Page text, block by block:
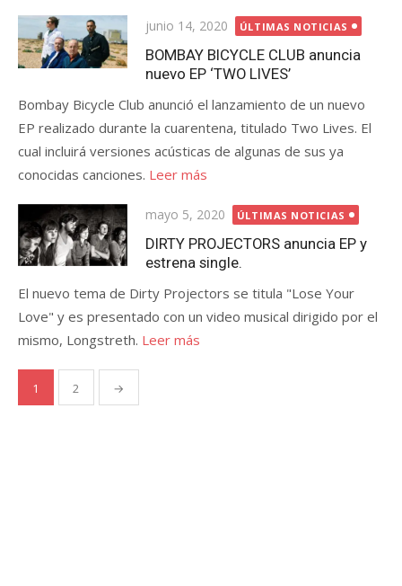
Publicada
el
junio 14, 2020 ÚLTIMAS NOTICIAS
BOMBAY BICYCLE CLUB anuncia
nuevo EP ‘TWO LIVES’
Bombay Bicycle Club anunció el lanzamiento de un nuevo
EP realizado durante la cuarentena, titulado Two Lives. El
cual incluirá versiones acústicas de algunas de sus ya
conocidas canciones. Leer más
Publicada
el
mayo 5, 2020 ÚLTIMAS NOTICIAS
DIRTY PROJECTORS anuncia EP y
estrena single.
El nuevo tema de Dirty Projectors se titula "Lose Your
Love" y es presentado con un video musical dirigido por el
mismo, Longstreth. Leer más
Paginación
de
1 2 →